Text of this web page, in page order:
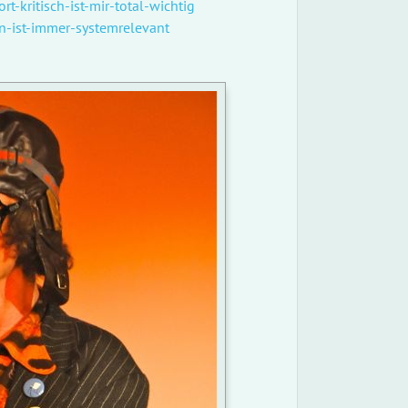
kritisch-ist-mir-total-wichtig
ist-immer-systemrelevant